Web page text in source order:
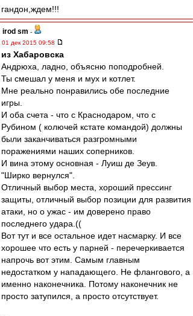
гандон,ждем!!!
irod sm -
01 дек 2015 09:58
из Хабаровска
Андрюха, ладно, объясню поподробней.
Ты смешал у меня и мух и котлет.
Мне реально понравились обе последние
игры.
И оба счета - что с Краснодаром, что с
Рубином ( колючей кстате командой) должны
были заканчиваться разгромными
поражениями наших соперников.
И вина этому основная - Луиш де Зеув.
"Ширко вернулся".
Отличный выбор места, хороший прессинг
защиты, отличный выбор позиции для развития
атаки, но о ужас - им доверено право
последнего удара.((
Вот тут и все остальное идет насмарку. И все
хорошее что есть у парней - перечеркивается
напрочь вот этим. Самым главным
недостатком у нападающего. Не флангового, а
именно наконечника. Потому наконечник не
просто затупился, а просто отсутствует.